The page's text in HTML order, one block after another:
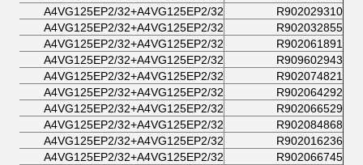
R902029310
A4VG125EP2/32+A4VG125EP2/32
R902032855
A4VG125EP2/32+A4VG125EP2/32
R902061891
A4VG125EP2/32+A4VG125EP2/32
R909602943
A4VG125EP2/32+A4VG125EP2/32
R902074821
A4VG125EP2/32+A4VG125EP2/32
R902064292
A4VG125EP2/32+A4VG125EP2/32
R902066529
A4VG125EP2/32+A4VG125EP2/32
R902084868
A4VG125EP2/32+A4VG125EP2/32
R902016236
A4VG125EP2/32+A4VG125EP2/32
R902066745
A4VG125EP2/32+A4VG125EP2/32